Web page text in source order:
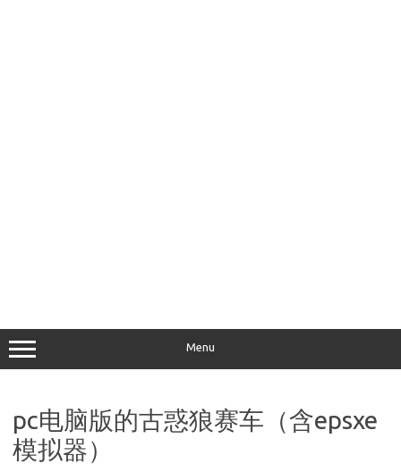
Menu
pc电脑版的古惑狼赛车（含epsxe
模拟器）